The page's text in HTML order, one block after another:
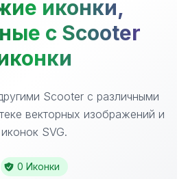
иконки,
с Scooter
Scooter с различными
векторных изображений и
иконок SVG.
0 Иконки